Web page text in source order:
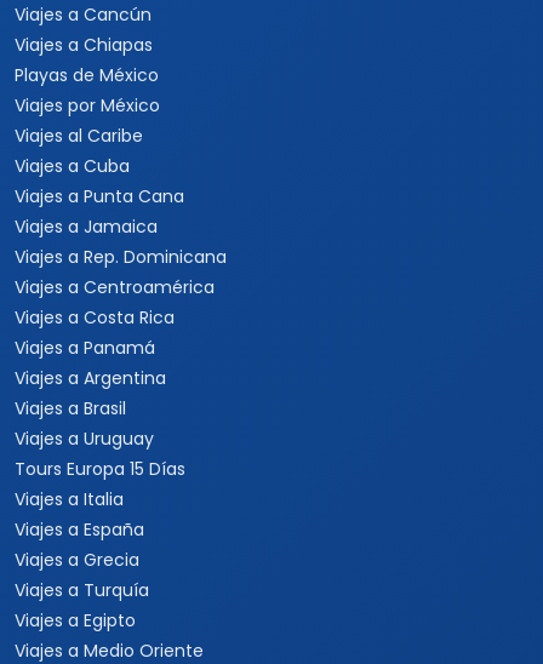
Viajes a Cancún
Viajes a Chiapas
Playas de México
Viajes por México
Viajes al Caribe
Viajes a Cuba
Viajes a Punta Cana
Viajes a Jamaica
Viajes a Rep. Dominicana
Viajes a Centroamérica
Viajes a Costa Rica
Viajes a Panamá
Viajes a Argentina
Viajes a Brasil
Viajes a Uruguay
Tours Europa 15 Días
Viajes a Italia
Viajes a España
Viajes a Grecia
Viajes a Turquía
Viajes a Egipto
Viajes a Medio Oriente